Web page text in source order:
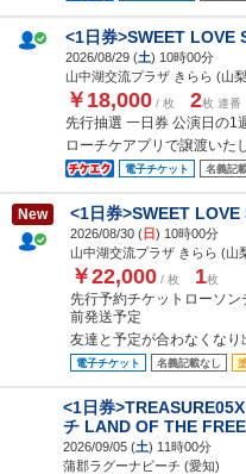
<1日券>SWEET LOVE
2026/08/29 (土) 10時00分
山中湖交流プラザ きらら (山
￥18,000 / 枚 2枚 連番
先行抽選 一日券 公演日の1
ローチケアプリで譲渡いた
電子チケット 名義記
New <1日券>SWEET LOVE
2026/08/30 (日) 10時00分
山中湖交流プラザ きらら (山
￥22,000 / 枚 1枚
先行予約チケットローソ
前発送予定
友達と予定が合わなくなり
電子チケット 名義記載なし
<1日券
チ LAND OF THE
2026/09/05 (土) 11時00分
蒲郡ラグーナビーチ (愛知)